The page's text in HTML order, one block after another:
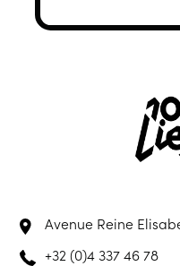
Avenue Reine
+32 (0)4 337 46 78